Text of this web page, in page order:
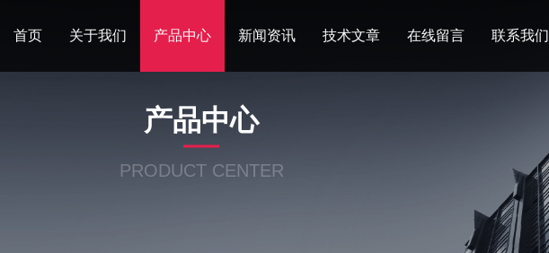
首页 关于我们 产品中心 新闻资讯 技术文章 在线留言 联系我们
产品中心
PRODUCT CENTER